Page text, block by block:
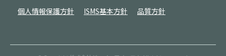
個人情報保護方針 ISMS基本方針 品質方針